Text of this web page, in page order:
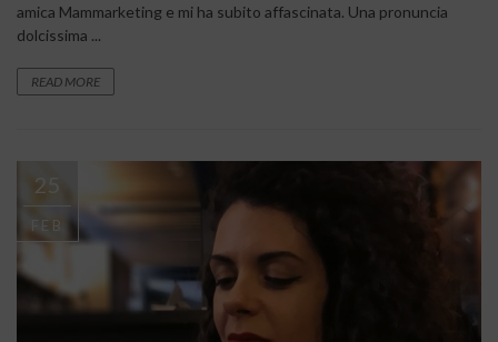
amica Mammarketing e mi ha subito affascinata. Una pronuncia
dolcissima ...
READ MORE
25
FEB